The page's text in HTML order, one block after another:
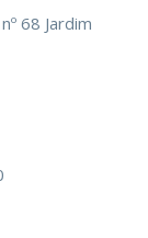
68 Jardim